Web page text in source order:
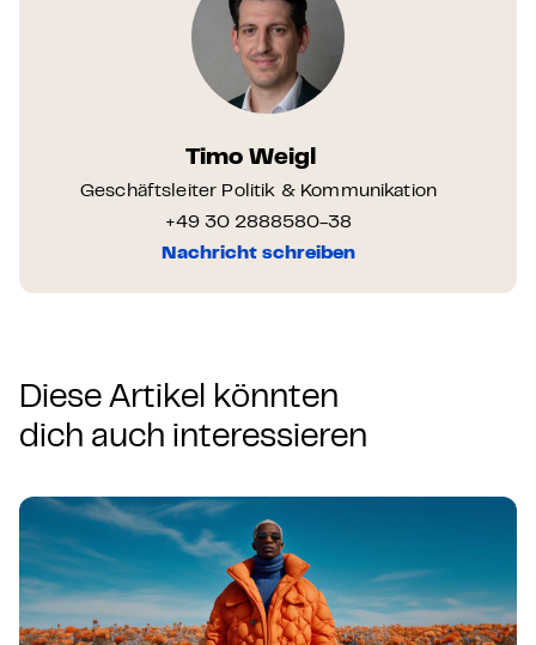
Timo Weigl
Geschäftsleiter Politik & Kommunikation
+49 30 2888580-38
Nachricht schreiben
Diese Artikel könnten
dich auch interessieren